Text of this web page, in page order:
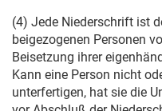
(4) Jede Niederschrift ist
beigezogenen Personen
Beisetzung ihrer
Kann eine Person nicht
unterfertigen, hat sie die